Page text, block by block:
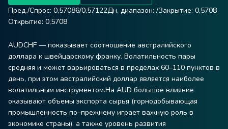
Пред./Спрос: 0,57086/0,57122Дн. диапазон: /Закрытие: 0,5708
Открытие: 0,5708
AUDCHF — показывает соотношение австралийского
доллара к швейцарскому франку. Волатильность пары
средняя и может варьироваться в пределах 60–110 пунктов в
день, при этом австралийский доллар является наиболее
волатильным инструментом.На AUD большое влияние
оказывают объемы экспорта сырья (горнодобывающая
промышленность по–прежнему играет важную роль в
экономике страны), а также уровень развития